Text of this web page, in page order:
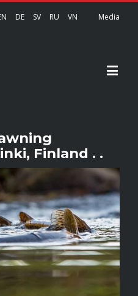
DE SV RU VN Media
Finland . .